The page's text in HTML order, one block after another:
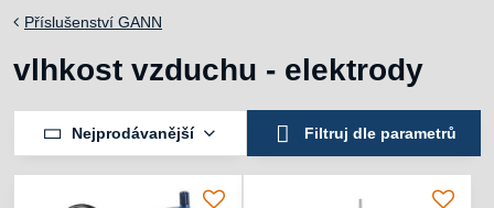
Příslušenství GANN
vlhkost vzduchu - elektrody
Nejprodávanější Filtruj dle parametrů